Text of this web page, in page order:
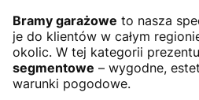
Bramy garażowe to nasza
je do klientów w całym
okolic. W tej kategorii
segmentowe – wygodne,
warunki pogodowe.